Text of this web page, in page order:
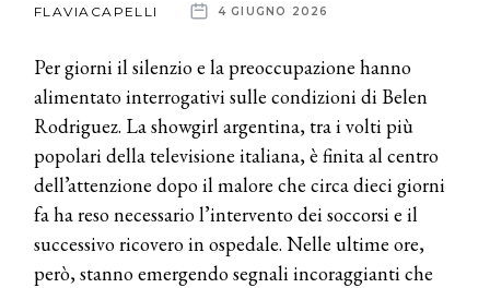
FLAVIACAPELLI 4 GIUGNO 2026
Per giorni il silenzio e la preoccupazione hanno
alimentato interrogativi sulle condizioni di Belen
Rodriguez. La showgirl argentina, tra i volti più
popolari della televisione italiana, è finita al centro
dell’attenzione dopo il malore che circa dieci giorni
fa ha reso necessario l’intervento dei soccorsi e il
successivo ricovero in ospedale. Nelle ultime ore,
però, stanno emergendo segnali incoraggianti che